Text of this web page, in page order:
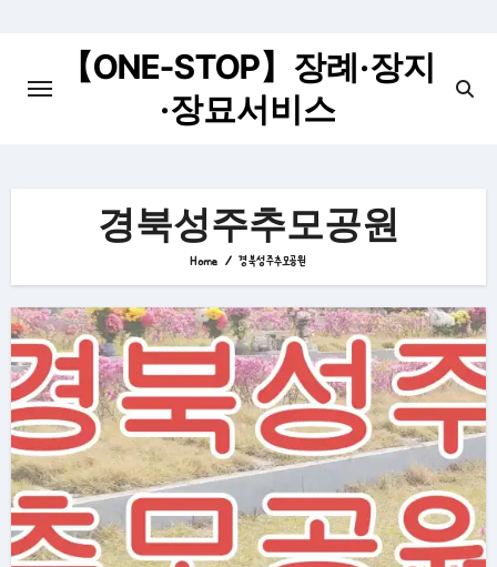
【ONE-STOP】장례·장지
·장묘서비스
경북성주추모공원
Home 경북성주추모공원